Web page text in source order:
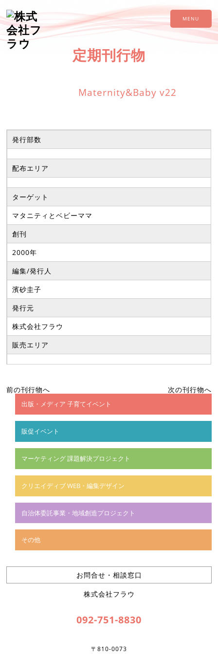
MENU
出版・メディア 子育てイベント
販促イベント
マーケティング 課題解決プロジェクト
クリエイディブ WEB・編集デザイン
自治体委託事業・地域創造プロジェクト
その他
お問合せ・相談窓口
株式会社フラウ
092-751-8830
〒810-0073
定期刊行物
Maternity&Baby v22
発行部数
配布エリア
ターゲット
マタニティとベビーママ
創刊
2000年
編集/発行人
濱砂圭子
発行元
株式会社フラウ
販売エリア
前の刊行物へ 次の刊行物へ